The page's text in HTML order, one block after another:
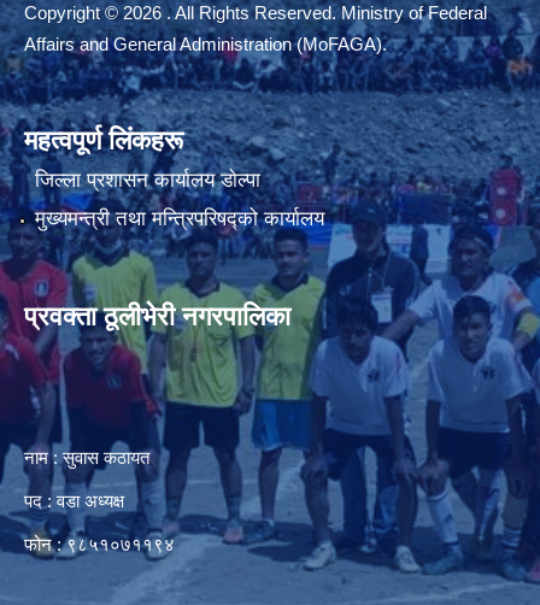
Copyright © 2026 . All Rights Reserved. Ministry of Federal
Affairs and General Administration (MoFAGA).
महत्वपूर्ण लिंकहरू
जिल्ला प्रशासन कार्यालय डाेल्पा
मुख्यमन्त्री तथा मन्त्रिपरिषद्को कार्यालय
प्रवक्ता ठूलीभेरी नगरपालिका
नाम : सुवास कठायत
पद : वडा अध्यक्ष
फोन : ९८५१०७११९४